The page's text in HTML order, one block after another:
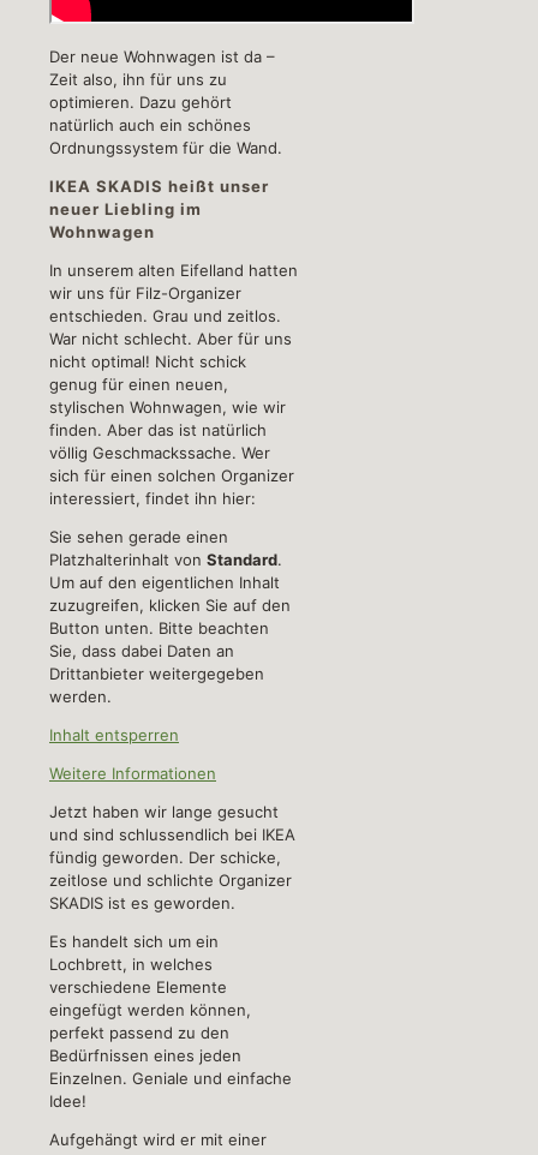
Der neue Wohnwagen ist da –
Zeit also, ihn für uns zu
optimieren. Dazu gehört
natürlich auch ein schönes
Ordnungssystem für die Wand.
IKEA SKADIS heißt unser
neuer Liebling im
Wohnwagen
In unserem alten Eifelland hatten
wir uns für Filz-Organizer
entschieden. Grau und zeitlos.
War nicht schlecht. Aber für uns
nicht optimal! Nicht schick
genug für einen neuen,
stylischen Wohnwagen, wie wir
finden. Aber das ist natürlich
völlig Geschmackssache. Wer
sich für einen solchen Organizer
interessiert, findet ihn hier:
Sie sehen gerade einen
Platzhalterinhalt von Standard.
Um auf den eigentlichen Inhalt
zuzugreifen, klicken Sie auf den
Button unten. Bitte beachten
Sie, dass dabei Daten an
Drittanbieter weitergegeben
werden.
Inhalt entsperren
Weitere Informationen
Jetzt haben wir lange gesucht
und sind schlussendlich bei IKEA
fündig geworden. Der schicke,
zeitlose und schlichte Organizer
SKADIS ist es geworden.
Es handelt sich um ein
Lochbrett, in welches
verschiedene Elemente
eingefügt werden können,
perfekt passend zu den
Bedürfnissen eines jeden
Einzelnen. Geniale und einfache
Idee!
Aufgehängt wird er mit einer